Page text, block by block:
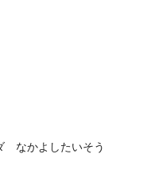
なかよしたいそう